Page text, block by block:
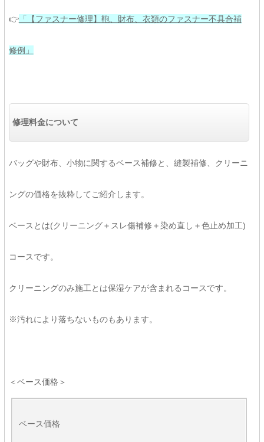
👉「【ファスナー修理】鞄、財布、衣類のファスナー不具合補
修例」
修理料金について
バッグや財布、小物に関するベース補修と、縫製補修、クリーニ
ングの価格を抜粋してご紹介します。
ベースとは(クリーニング＋スレ傷補修＋染め直し＋色止め加工)
コースです。
クリーニングのみ施工とは保湿ケアが含まれるコースです。
※汚れにより落ちないものもあります。
＜ベース価格＞
ベース価格